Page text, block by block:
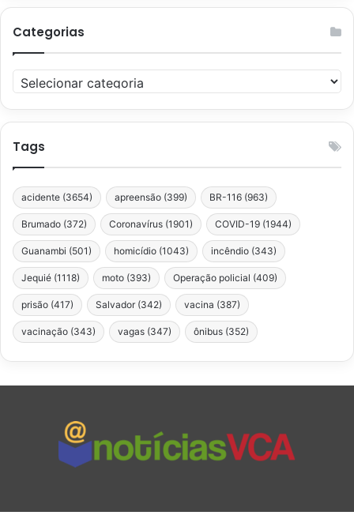
Categorias
Categorias
Tags
acidente (3654) apreensão (399) BR-116 (963)
Brumado (372) Coronavírus (1901) COVID-19 (1944)
Guanambi (501) homicídio (1043) incêndio (343)
Jequié (1118) moto (393) Operação policial (409)
prisão (417) Salvador (342) vacina (387)
vacinação (343) vagas (347) ônibus (352)